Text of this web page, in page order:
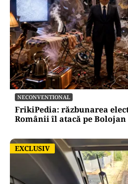
NECONVENTIONAL
FrikiPedia: răzbunarea
Românii îl atacă pe
EXCLUSIV
EXCLUSIV